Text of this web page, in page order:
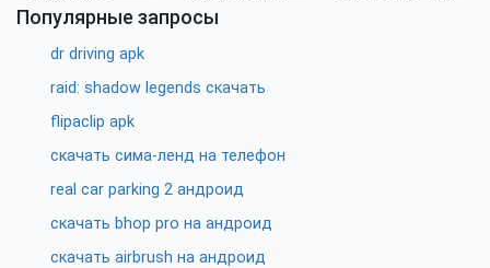
Популярные запросы
dr driving apk
raid: shadow legends скачать
flipaclip apk
скачать сима-ленд на телефон
real car parking 2 андроид
скачать bhop pro на андроид
скачать airbrush на андроид